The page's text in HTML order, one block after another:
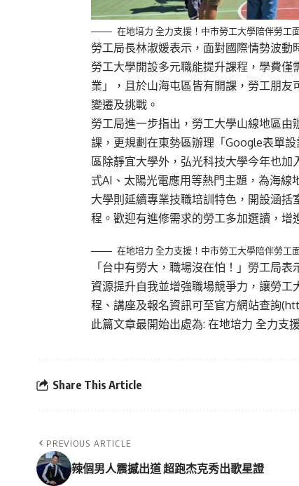
在地培力 全力支援！中市勞工大學陪伴勞工
勞工局長林淑媛表示，面對國際情勢波
勞工大學開設多元職能提升課程，學費
業」，且於山海屯區皆有開課，勞工朋
變遷及挑戰。
勞工局進一步指出，勞工大學山線地區
課，更規劃在東勢區辦理「Google表單
區除靜宜大學外，弘光科技大學今年也
式AI、太陽光電應用等熱門主題，為海線
大學則延續專業技職培訓特色，開設涵
程。歡迎有進修需求的勞工多加選讀，增
在地培力 全力支援！中市勞工大學陪伴勞工
「台中有勞大，職場沒在怕！」勞工局
資源提升自我並增強職場競爭力，讓勞
程、講座及報名資訊可至官方網站查詢(
此篇文章最開始出處為: 在地培力 全力支
Share This Article
PREVIOUS ARTICLE
辣個男人震撼出道 超跑杰克秀出歌星證